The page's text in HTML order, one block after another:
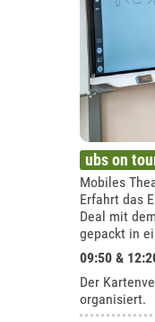
ubs on
Mobiles
Erfahrt das
Deal mit
gepackt in
09:50 &
Der
organisiert.